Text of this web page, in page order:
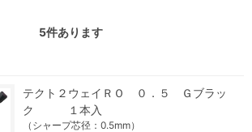
5件あります
テクト２ウェイＲＯ ０．５ Ｇブラッ
ク １本入
（シャープ芯径：0.5mm）